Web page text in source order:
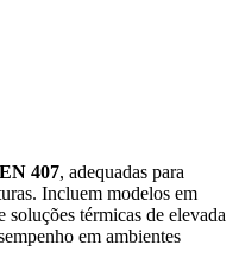
EN 407, adequadas para
Incluem modelos em
soluções térmicas de elevada
em ambientes